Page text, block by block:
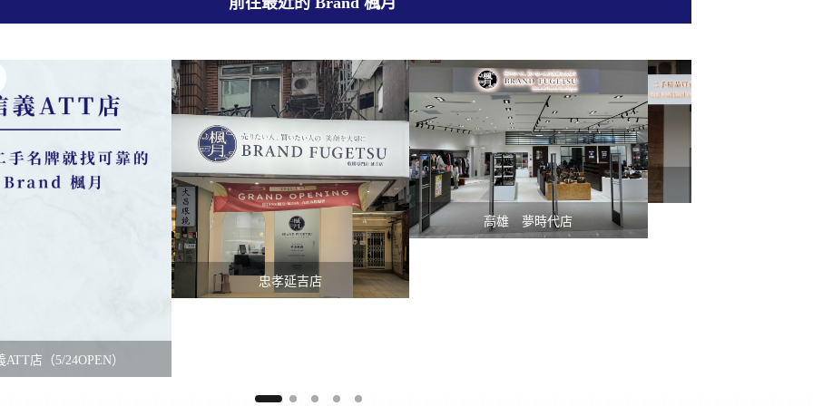
ATT店（5/24OPEN）
忠孝延吉店
高雄 夢時代店